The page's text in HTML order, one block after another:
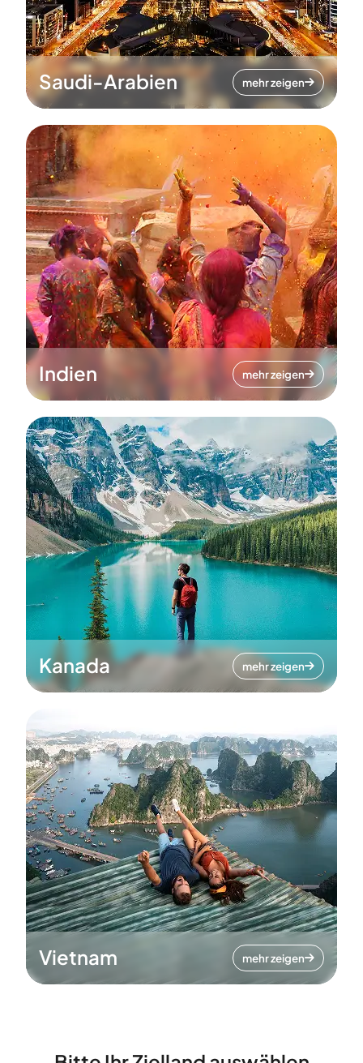
Saudi-Arabien mehr zeigen
Indien mehr zeigen
Kanada mehr zeigen
Vietnam mehr zeigen